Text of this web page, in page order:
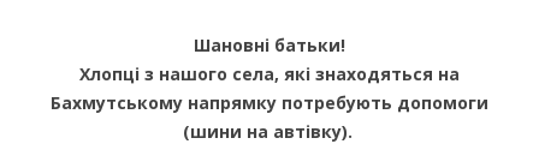
Шановні батьки!
Хлопці з нашого села, які знаходяться на
Бахмутському напрямку потребують допомоги
(шини на автівку).